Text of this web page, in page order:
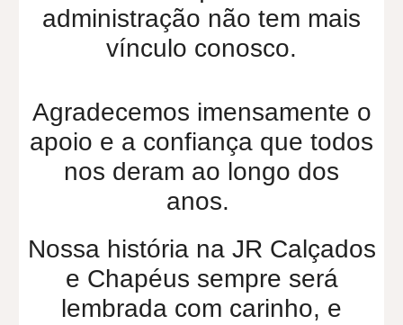
administração não tem mais
vínculo conosco.
Agradecemos imensamente o
apoio e a confiança que todos
nos deram ao longo dos
anos.
Nossa história na JR Calçados
e Chapéus sempre será
lembrada com carinho, e